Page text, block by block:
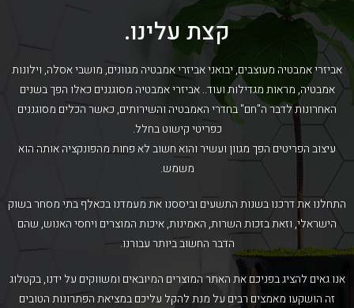
קצת עלינו.
אביזרי אמבטיה מעוצבים, יבואני אביזרי אמבטיה מגוונים, מושבי אסלה, וילונות
אמבטיה, מראות מגדילות ועוד.. אביזרי אמבטיה מסוגננים כאלו הפך בשנים
האחרונות לדבר ה"חם" בחדרי האמבטיה והשירותים, כאשר הכלים מסוגננים
כפריטי קישוט בחלל.
עיצוב הפריטים הפך מגוון ועשיר והוא חשוב לא פחות מהפונקציה אותה הוא
משמש.
התחלנו את דרכנו בשנות התשעים וביססנו את מעמדנו בכאלף בתי מסחר בשוק
הישראלי, וזאת בזכות השרות, האמינות, איכות המוצרים ויחסי האנוש, שהם
הדבר החשוב ביותר עבורנו.
אנו גאים להציג בפניכם את האתר המוצרים המיובאים ומשווקים על ידנו, בקטלוג
זה הושקעו מאמצים רבים על מנת להקל עליכם במציאת הפתרונות הטובים